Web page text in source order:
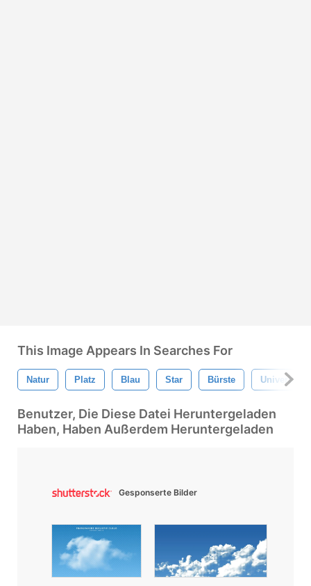
This Image Appears In Searches For
Natur Platz Blau Star Bürste Universum
Benutzer, Die Diese Datei Heruntergeladen
Haben, Haben Außerdem Heruntergeladen
Gesponserte Bilder